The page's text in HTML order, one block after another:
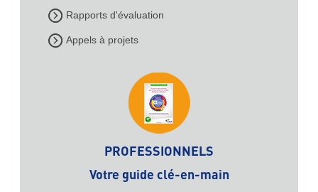
Rapports d'évaluation
Appels à projets
PROFESSIONNELS
Votre guide clé-en-main